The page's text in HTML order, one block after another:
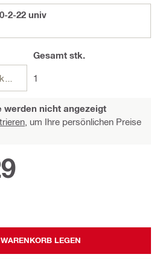
2-22 univ
Packungen
Gesamtstk.
1
werden nicht angezeigt
um Ihre persönlichen Preise
LEGEN